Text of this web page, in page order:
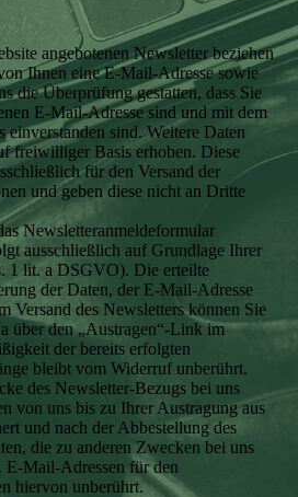
angebotenen Newsletter beziehen
Ihnen eine E-Mail-Adresse sowie
die Überprüfung gestatten, dass Sie
E-Mail-Adresse sind und mit dem
einverstanden sind. Weitere Daten
freiwilliger Basis erhoben. Diese
für den Versand der
und geben diese nicht an Dritte
Newsletteranmeldeformular
ausschließlich auf Grundlage Ihrer
1 lit. a DSGVO). Die erteilte
der Daten, der E-Mail-Adresse
Versand des Newsletters können Sie
über den „Austragen“-Link im
der bereits erfolgten
bleibt vom Widerruf unberührt.
des Newsletter-Bezugs bei uns
von uns bis zu Ihrer Austragung aus
und nach der Abbestellung des
die zu anderen Zwecken bei uns
E-Mail-Adressen für den
hiervon unberührt.